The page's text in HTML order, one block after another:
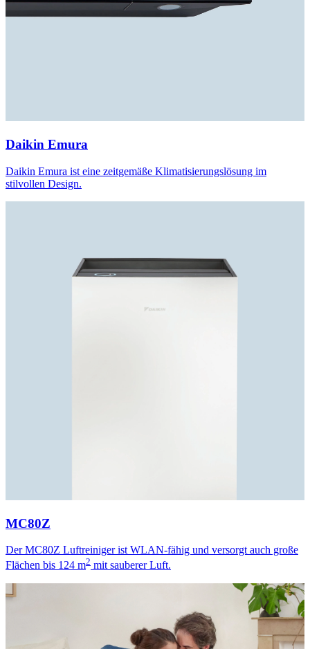
Daikin Emura
Daikin Emura ist eine zeitgemäße Klimatisierungslösung im
stilvollen Design.
MC80Z
Der MC80Z Luftreiniger ist WLAN-fähig und versorgt auch große
Flächen bis 124 m2 mit sauberer Luft.